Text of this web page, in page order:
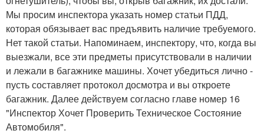
Мы просим инспектора указать номер статьи ПДД,
которая обязывает вас предъявить наличие требуемого.
Нет такой статьи. Напоминаем, инспектору, что, когда вы
выезжали, все эти предметы присутствовали в наличии
и лежали в багажнике машины. Хочет убедиться лично -
пусть составляет протокол досмотра и вы откроете
багажник. Далее действуем согласно главe номер 16
"Инспектор Хочет Проверить Техническое Состояние
Автомобиля".